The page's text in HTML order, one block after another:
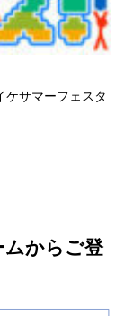
サマーフェスタ
ムからご登